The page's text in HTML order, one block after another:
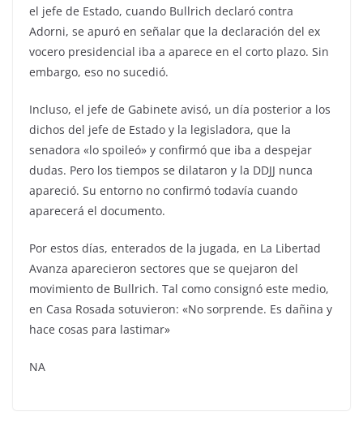
el jefe de Estado, cuando Bullrich declaró contra
Adorni, se apuró en señalar que la declaración del ex
vocero presidencial iba a aparece en el corto plazo. Sin
embargo, eso no sucedió.
Incluso, el jefe de Gabinete avisó, un día posterior a los
dichos del jefe de Estado y la legisladora, que la
senadora «lo spoileó» y confirmó que iba a despejar
dudas. Pero los tiempos se dilataron y la DDJJ nunca
apareció. Su entorno no confirmó todavía cuando
aparecerá el documento.
Por estos días, enterados de la jugada, en La Libertad
Avanza aparecieron sectores que se quejaron del
movimiento de Bullrich. Tal como consignó este medio,
en Casa Rosada sotuvieron: «No sorprende. Es dañina y
hace cosas para lastimar»
NA